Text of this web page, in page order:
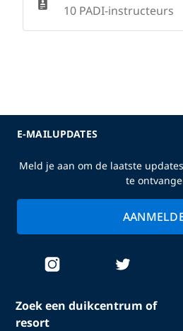
10 PADI-instructeurs
Zoek een duikcentrum of
resort
E-MAILUPDATES
Meld je aan om de laatste
te